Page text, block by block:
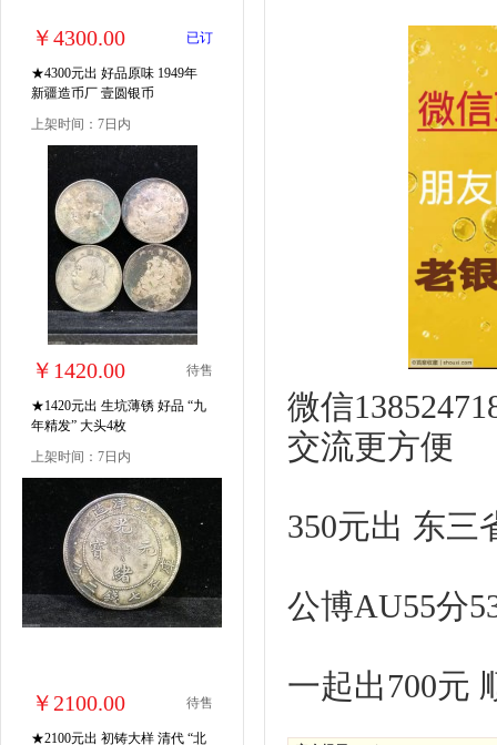
￥4300.00 已订
★4300元出 好品原味 1949年
新疆造币厂 壹圆银币
上架时间：7日内
￥1420.00 待售
★1420元出 生坑薄锈 好品 “九
年精发” 大头4枚
上架时间：7日内
￥2100.00 待售
★2100元出 初铸大样 清代 “北
微信
交流更方便
350元出 东三
公博AU55分
一起出700元